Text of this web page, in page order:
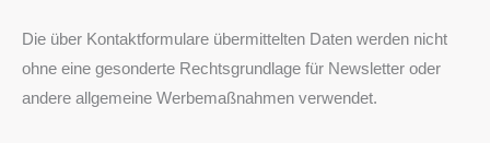
Die über Kontaktformulare übermittelten Daten werden nicht
ohne eine gesonderte Rechtsgrundlage für Newsletter oder
andere allgemeine Werbemaßnahmen verwendet.